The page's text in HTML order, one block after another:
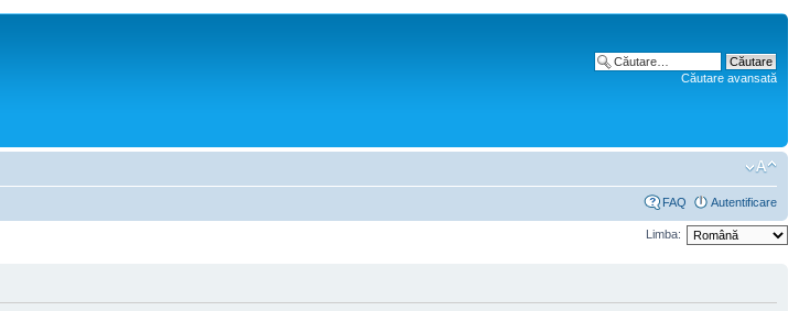
Căutare avansată
FAQ Autentificare
Limba: